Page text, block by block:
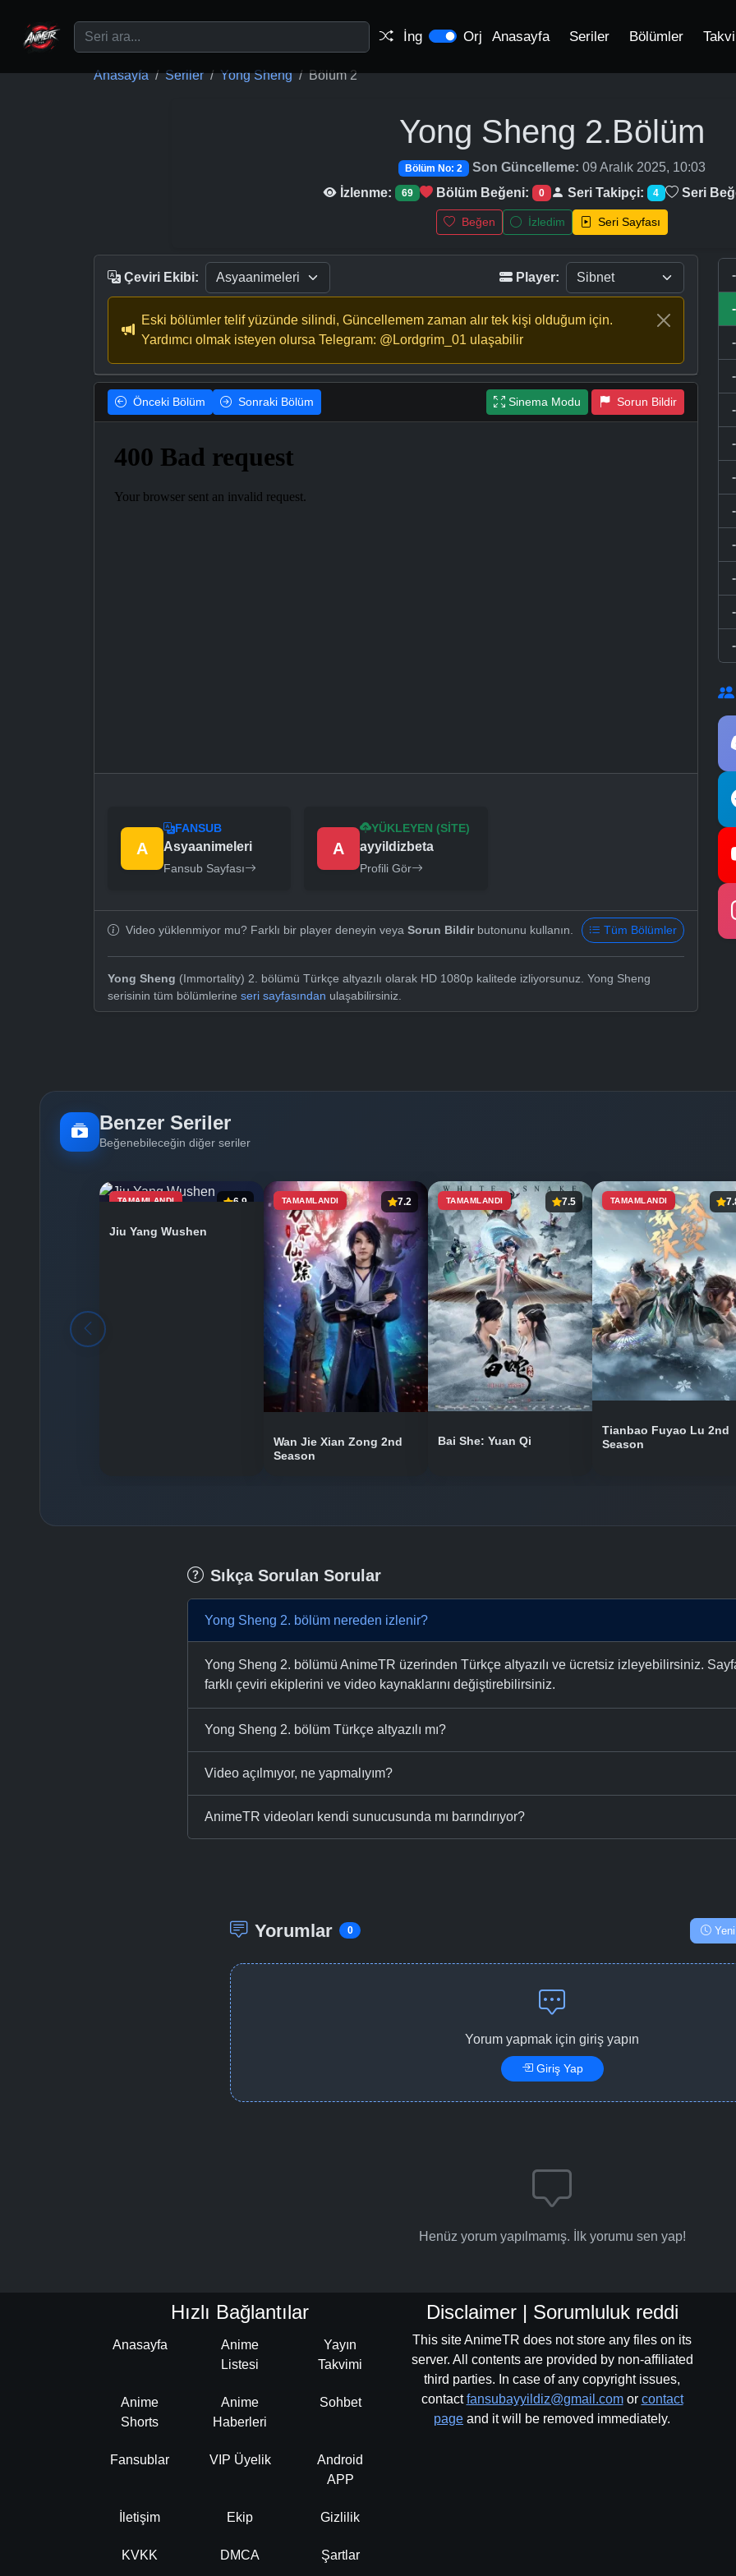
İng Orj Anasayfa Seriler Bölümler
Anasayfa Seriler Yong Sheng Bölüm 2
Yong Sheng 2.Bölüm
Bölüm No: 2 Son Güncelleme: 09 Aralık 2025, 10:03
İzlenme:
69 Bölüm Beğeni: 0 Seri Takipçi: 4 Seri
Beğen İzledim Seri Sayfası
Çeviri Ekibi: Player:
Eski bölümler telif yüzünde silindi, Güncellemem zaman alır tek kişi olduğum için.
Yardımcı olmak isteyen olursa Telegram: @Lordgrim_01 ulaşabilir
Önceki Bölüm Sonraki Bölüm Sinema Modu Sorun Bildir
A
FANSUB
Asyaanimeleri
Fansub Sayfası
A
YÜKLEYEN (SITE)
ayyildizbeta
Profili Gör
Video yüklenmiyor mu? Farklı bir player deneyin veya Sorun Bildirbutonunu kullanın. Tüm Bölümler
Yong Sheng (Immortality) 2. bölümü Türkçe altyazılı olarak HD 1080p kalitede izliyorsunuz. Yong Sheng
serisinin tüm bölümlerine seri sayfasından ulaşabilirsiniz.
Benzer Seriler
Beğenebileceğin diğer seriler
TAMAMLANDI 6.9
Jiu Yang Wushen
TAMAMLANDI 7.2
Wan Jie Xian Zong 2nd
Season
TAMAMLANDI 7.5
Bai She: Yuan Qi
TAMAMLANDI
Tianbao Fuyao Lu 2nd
Season
Sıkça Sorulan Sorular
Yong Sheng 2. bölüm nereden izlenir?
Yong Sheng 2. bölümü AnimeTR üzerinden Türkçe altyazılı ve ücretsiz izleyebilirsiniz.
farklı çeviri ekiplerini ve video kaynaklarını değiştirebilirsiniz.
Yong Sheng 2. bölüm Türkçe altyazılı mı?
Video açılmıyor, ne yapmalıyım?
AnimeTR videoları kendi sunucusunda mı barındırıyor?
Yorumlar 0 Yeni
Yorum yapmak için giriş yapın
Giriş Yap
Henüz yorum yapılmamış. İlk yorumu sen yap!
Hızlı Bağlantılar
Anasayfa
Anime
Listesi
Yayın
Takvimi
Anime
Shorts
Anime
Haberleri
Sohbet
Fansublar VIP Üyelik
Android
APP
İletişim Ekip Gizlilik
KVKK DMCA Şartlar
Disclaimer | Sorumluluk reddi
This site AnimeTR does not store any files on its
server. All contents are provided by non-affiliated
third parties. In case of any copyright issues,
contactfansubayyildiz@gmail.comor contact
page and it will be removed immediately.